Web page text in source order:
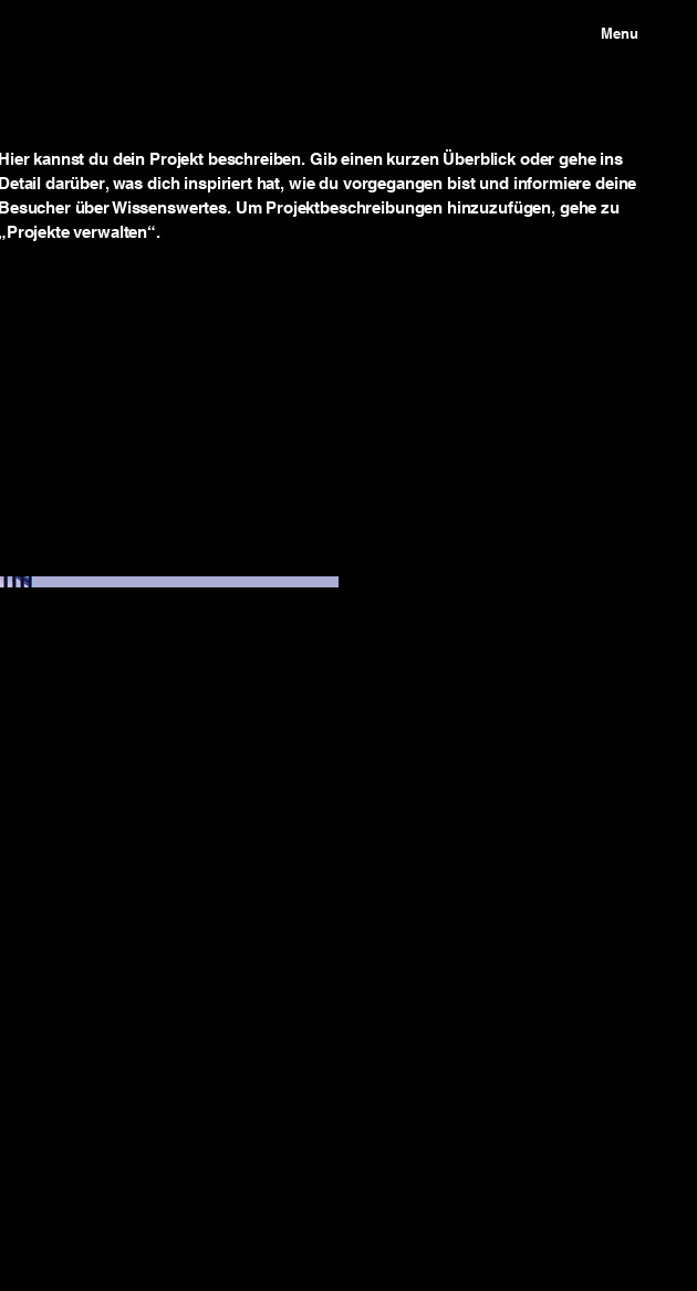
Menu
Hier kannst du dein Projekt beschreiben. Gib einen kurzen Überblick oder gehe ins
Detail darüber, was dich inspiriert hat, wie du vorgegangen bist und informiere deine
Besucher über Wissenswertes. Um Projektbeschreibungen hinzuzufügen, gehe zu
„Projekte verwalten“.